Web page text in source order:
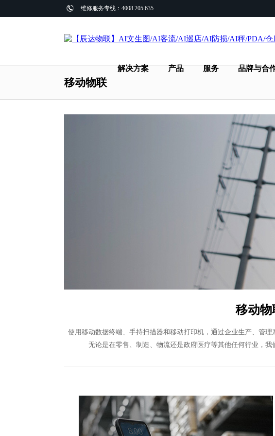
维修服务专线：4008 205 635
解决方案 产品 服务 品牌与合
移动物联
移动
使用移动数据终端、手持扫描器和移动打印机，通过企业生产、管
无论是在零售、制造、物流还是政府医疗等其他任何行业，